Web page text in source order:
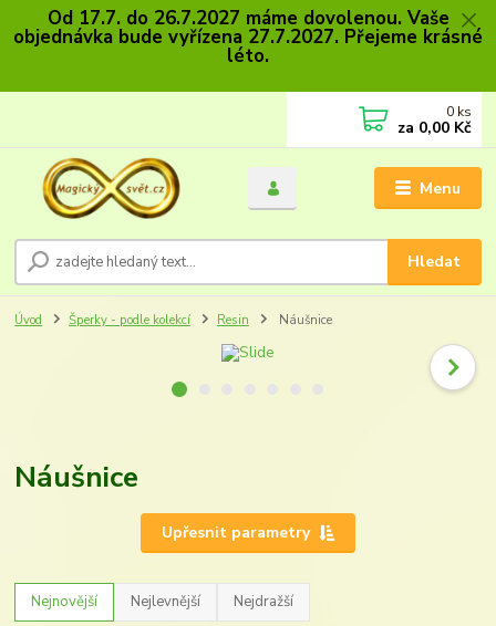
Od 17.7. do 26.7.2027 máme dovolenou. Vaše
objednávka bude vyřízena 27.7.2027. Přejeme krásné
léto.
Menu
Hledat
0 ks
za 0,00 Kč
Úvod Šperky - podle kolekcí Resin Náušnice
Náušnice
Upřesnit parametry
Nejnovější Nejlevnější Nejdražší